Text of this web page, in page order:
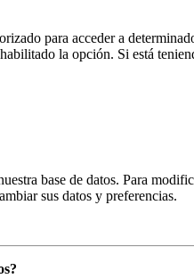
para acceder a
la opción. Si está
base de datos. Para
sus datos y preferencias.